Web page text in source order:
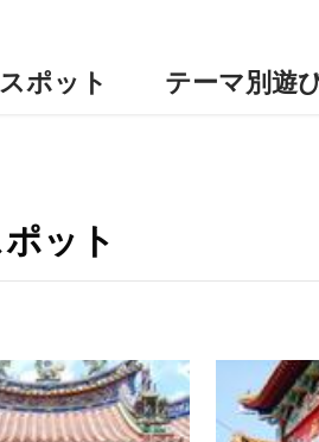
ポット テーマ別遊
ット